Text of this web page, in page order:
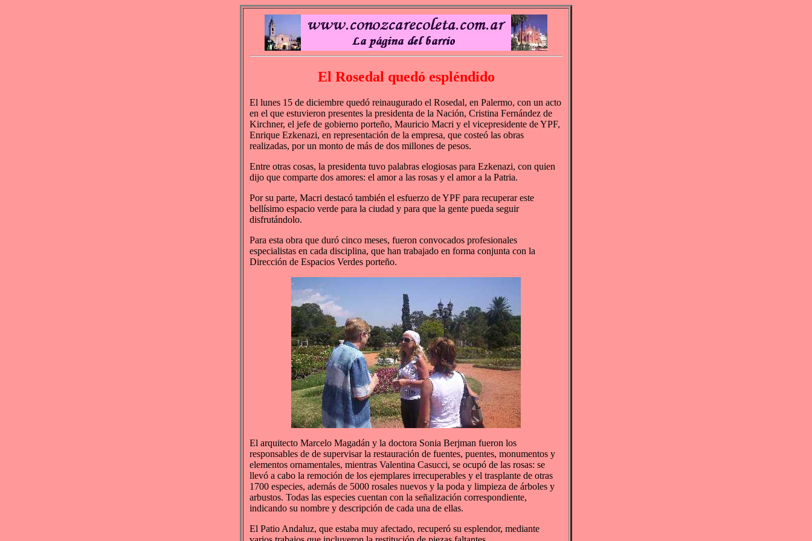
El Rosedal quedó espléndido
El lunes 15 de diciembre quedó reinaugurado el Rosedal, en Palermo, con un acto
en el que estuvieron presentes la presidenta de la Nación, Cristina Fernández de
Kirchner, el jefe de gobierno porteño, Mauricio Macri y el vicepresidente de YPF,
Enrique Ezkenazi, en representación de la empresa, que costeó las obras
realizadas, por un monto de más de dos millones de pesos.
Entre otras cosas, la presidenta tuvo palabras elogiosas para Ezkenazi, con quien
dijo que comparte dos amores: el amor a las rosas y el amor a la Patria.
Por su parte, Macri destacó también el esfuerzo de YPF para recuperar este
bellísimo espacio verde para la ciudad y para que la gente pueda seguir
disfrutándolo.
Para esta obra que duró cinco meses, fueron convocados profesionales
especialistas en cada disciplina, que han trabajado en forma conjunta con la
Dirección de Espacios Verdes porteño.
El arquitecto Marcelo Magadán y la doctora Sonia Berjman fueron los
responsables de de supervisar la restauración de fuentes, puentes, monumentos y
elementos ornamentales, mientras Valentina Casucci, se ocupó de las rosas: se
llevó a cabo la remoción de los ejemplares irrecuperables y el trasplante de otras
1700 especies, además de 5000 rosales nuevos y la poda y limpieza de árboles y
arbustos. Todas las especies cuentan con la señalización correspondiente,
indicando su nombre y descripción de cada una de ellas.
El Patio Andaluz, que estaba muy afectado, recuperó su esplendor, mediante